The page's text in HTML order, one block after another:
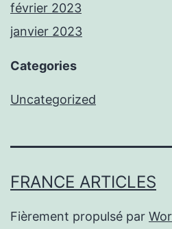
février 2023
janvier 2023
Categories
Uncategorized
FRANCE ARTICLES
Fièrement propulsé par